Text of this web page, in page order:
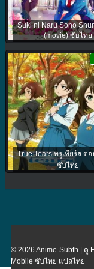
Suki ni Naru Sono
(movie) ซับไทย
True Tears ทรูเทียร์ส ต
ซับไทย
© 2026 Anime-Subth | ดู
Mobile ซับไทย แปลไทย